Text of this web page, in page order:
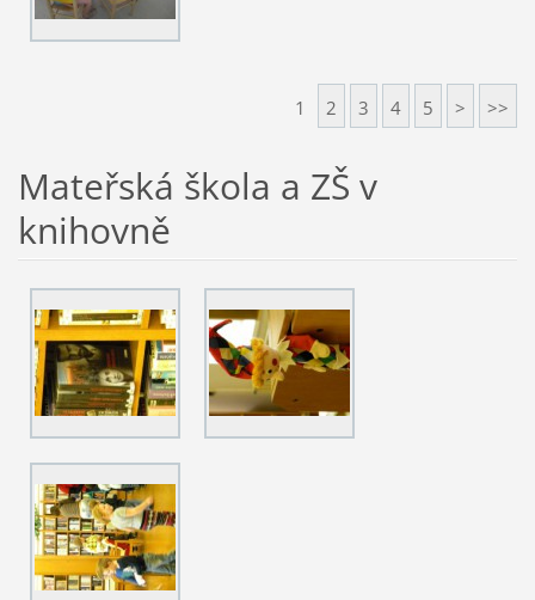
1 2 3 4 5 > >>
Mateřská škola a ZŠ v
knihovně